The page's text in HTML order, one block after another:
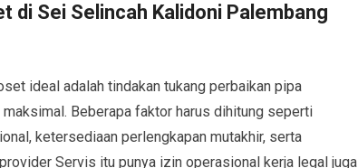
di Sei Selincah Kalidoni Palembang
ideal adalah tindakan tukang perbaikan pipa
Beberapa faktor harus dihitung seperti
ketersediaan perlengkapan mutakhir, serta
Servis itu punya izin operasional kerja legal juga